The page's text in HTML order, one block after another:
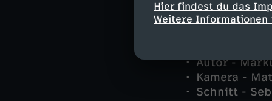
Hier findest du das
WeitereStab
Autor -
Kamera -
Schnitt -